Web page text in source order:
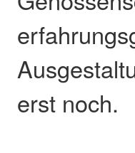
erst noch.